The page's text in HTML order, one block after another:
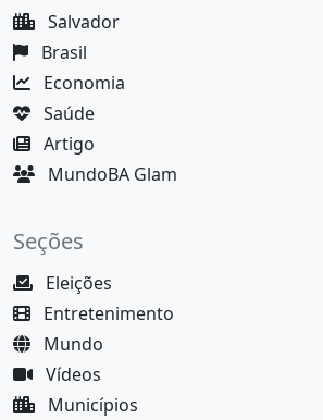
Salvador
Brasil
Economia
Saúde
Artigo
MundoBA Glam
Seções
Eleições
Entretenimento
Mundo
Vídeos
Municípios